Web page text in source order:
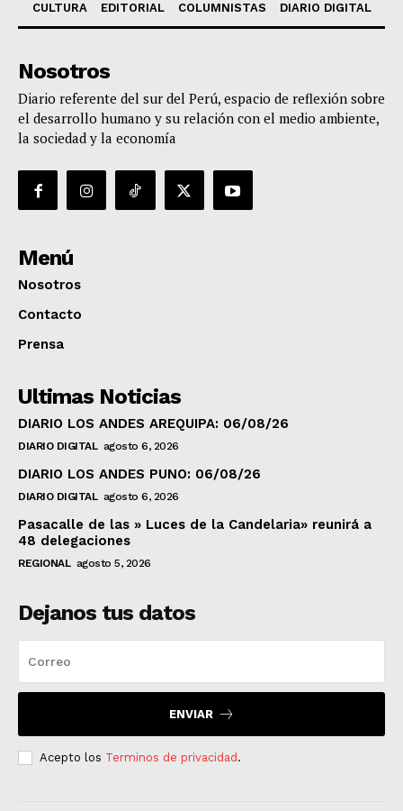
CULTURA
EDITORIAL COLUMNISTAS DIARIO DIGITAL
Nosotros
Diario referente del sur del Perú, espacio de reflexión sobre
el desarrollo humano y su relación con el medio ambiente,
la sociedad y la economía
Menú
Nosotros
Contacto
Prensa
Ultimas Noticias
DIARIO LOS ANDES AREQUIPA: 06/08/26
DIARIO DIGITAL agosto 6, 2026
DIARIO LOS ANDES PUNO: 06/08/26
DIARIO DIGITAL agosto 6, 2026
Pasacalle de las » Luces de la Candelaria» reunirá a
48 delegaciones
REGIONAL agosto 5, 2026
Dejanos tus datos
ENVIAR
Acepto los Terminos de privacidad.